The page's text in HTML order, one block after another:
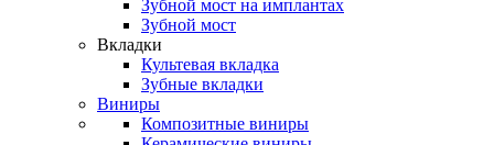
Зубной мост на имплантах
Зубной мост
Вкладки
Культевая вкладка
Зубные вкладки
Виниры
Композитные виниры